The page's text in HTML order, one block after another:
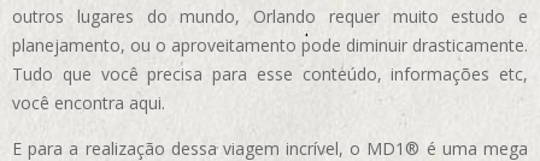
outros lugares do mundo, Orlando requer muito estudo e
planejamento, ou o aproveitamento pode diminuir drasticamente.
Tudo que você precisa para esse conteúdo, informações etc,
você encontra aqui.
E para a realização dessa viagem incrível, o MD1® é uma mega